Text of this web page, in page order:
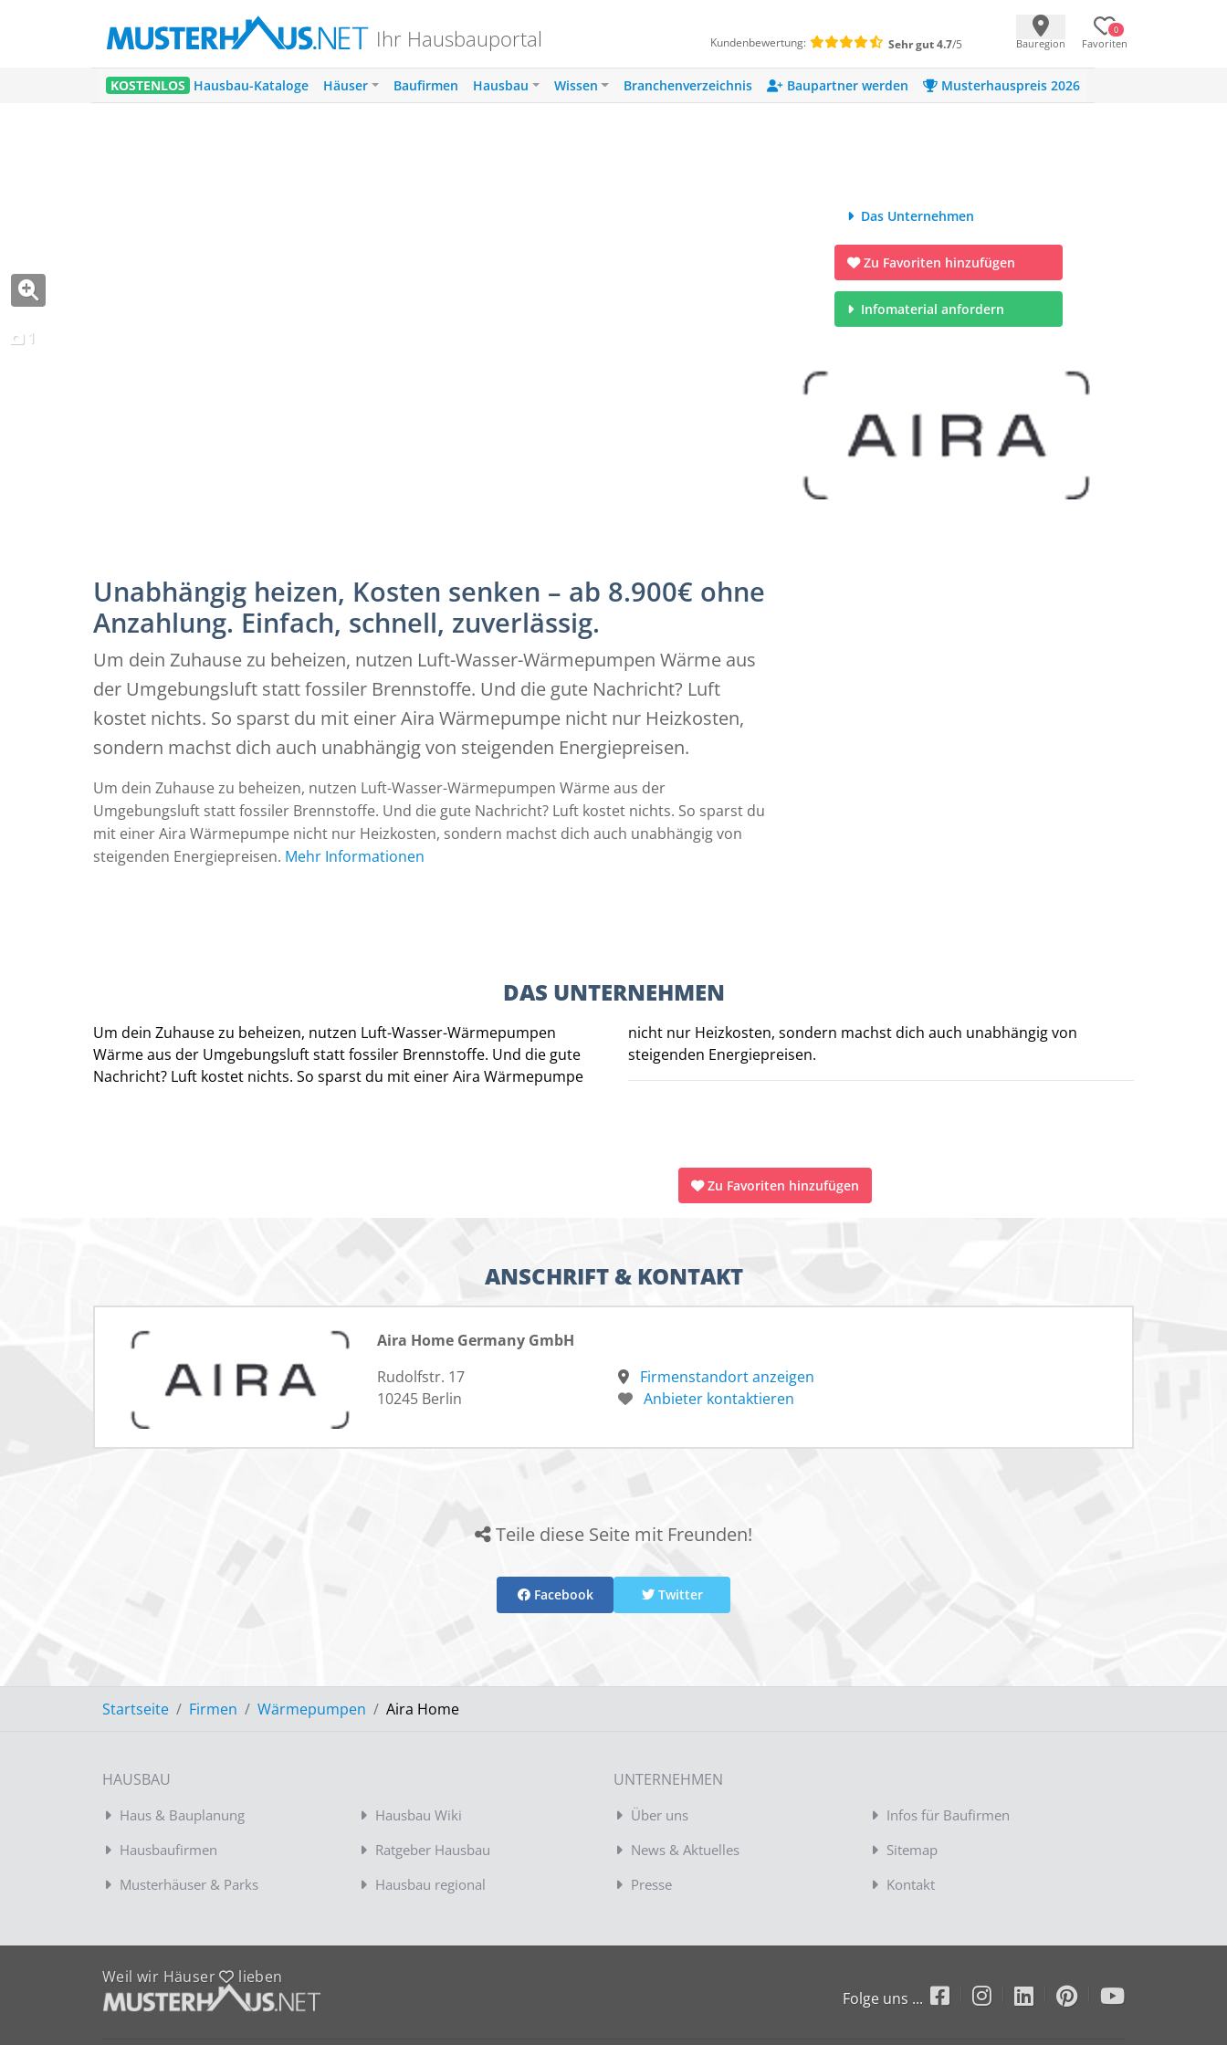
Ihr Hausbauportal Kundenbewertung: Sehr gut4.7/5 Bauregion
0
Favoriten
KOSTENLOS Hausbau-Kataloge Häuser Baufirmen Hausbau Wissen Branchenverzeichnis Baupartner werden Musterhauspreis 2026
1
Das Unternehmen
Zu Favoriten hinzufügen
Infomaterial anfordern
Unabhängig heizen, Kosten senken – ab 8.900€ ohne
Anzahlung. Einfach, schnell, zuverlässig.
Um dein Zuhause zu beheizen, nutzen Luft-Wasser-Wärmepumpen Wärme aus
der Umgebungsluft statt fossiler Brennstoffe. Und die gute Nachricht? Luft
kostet nichts. So sparst du mit einer Aira Wärmepumpe nicht nur Heizkosten,
sondern machst dich auch unabhängig von steigenden Energiepreisen.
Um dein Zuhause zu beheizen, nutzen Luft-Wasser-Wärmepumpen Wärme aus der
Umgebungsluft statt fossiler Brennstoffe. Und die gute Nachricht? Luft kostet nichts. So sparst du
mit einer Aira Wärmepumpe nicht nur Heizkosten, sondern machst dich auch unabhängig von
steigenden Energiepreisen. Mehr Informationen
DAS UNTERNEHMEN
Um dein Zuhause zu beheizen, nutzen Luft-Wasser-Wärmepumpen
Wärme aus der Umgebungsluft statt fossiler Brennstoffe. Und die gute
Nachricht? Luft kostet nichts. So sparst du mit einer Aira Wärmepumpe
nicht nur Heizkosten, sondern machst dich auch unabhängig von
steigenden Energiepreisen.
Zu Favoriten hinzufügen
ANSCHRIFT & KONTAKT
Aira Home Germany GmbH
Rudolfstr. 17
10245 Berlin
Firmenstandort anzeigen
Anbieter kontaktieren
Teile diese Seite mit Freunden!
Facebook Twitter
Startseite Firmen Wärmepumpen Aira Home
HAUSBAU
Haus & Bauplanung
Hausbaufirmen
Musterhäuser & Parks
Hausbau Wiki
Ratgeber Hausbau
Hausbau regional
UNTERNEHMEN
Über uns
News & Aktuelles
Presse
Infos für Baufirmen
Sitemap
Kontakt
Weil wir Häuser
lieben
Folge uns ...